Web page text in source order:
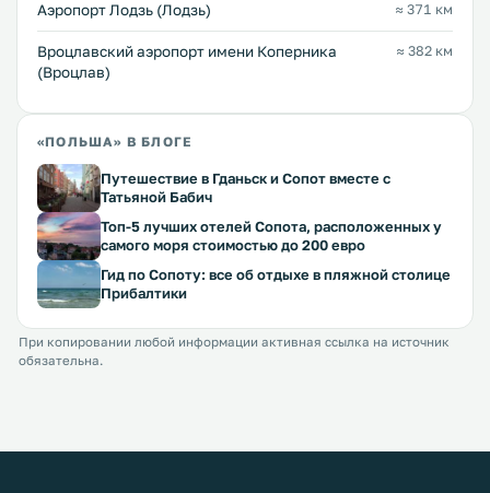
Аэропорт Лодзь (Лодзь) ≈ 371 км
Вроцлавский аэропорт имени Коперника
(Вроцлав)
≈ 382 км
«ПОЛЬША» В БЛОГЕ
Путешествие в Гданьск и Сопот вместе с
Татьяной Бабич
Топ-5 лучших отелей Сопота, расположенных у
самого моря стоимостью до 200 евро
Гид по Сопоту: все об отдыхе в пляжной столице
Прибалтики
При копировании любой информации активная ссылка на источник
обязательна.